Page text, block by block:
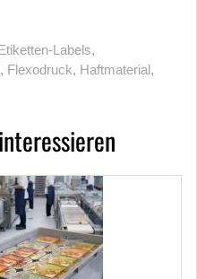
Labels,
, Flexodruck, Haftmaterial,